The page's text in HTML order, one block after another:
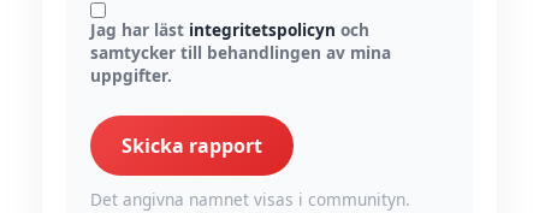
Jag har läst integritetspolicyn och
samtycker till behandlingen av mina
uppgifter.
Skicka rapport
Det angivna namnet visas i communityn.